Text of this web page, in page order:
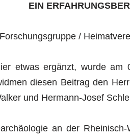
EIN
/
etwas ergänzt, wurde am
diesen Beitrag den
und Hermann-Josef
an der Rheinisch-